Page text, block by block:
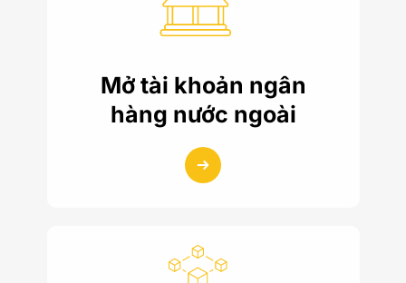
Mở tài khoản ngân
hàng nước ngoài